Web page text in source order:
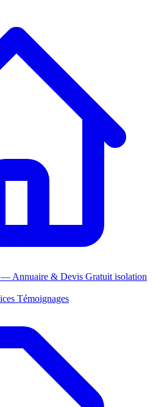
— Annuaire & Devis Gratuit isolation
Témoignages